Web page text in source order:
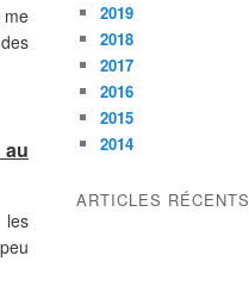
me
les
2019
2018
2017
2016
2015
2014
ARTICLES RÉCENTS